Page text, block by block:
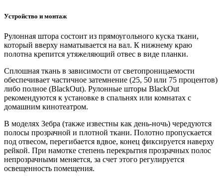
Устройство и монтаж
Рулонная штора состоит из прямоугольного куска ткани,
который вверху наматывается на вал. К нижнему краю
полотна крепится утяжеляющий отвес в виде планки.
Сплошная ткань в зависимости от светопроницаемости
обеспечивает частичное затемнение (25, 50 или 75 процентов)
либо полное (BlackOut). Рулонные шторы BlackOut
рекомендуются к установке в спальнях или комнатах с
домашним кинотеатром.
В моделях Зебра (также известны как день-ночь) чередуются
полосы прозрачной и плотной ткани. Полотно пропускается
под отвесом, перегибается вдвое, конец фиксируется наверху
рейкой. При намотке степень перекрытия прозрачных полос
непрозрачными меняется, за счет этого регулируется
освещенность помещения.